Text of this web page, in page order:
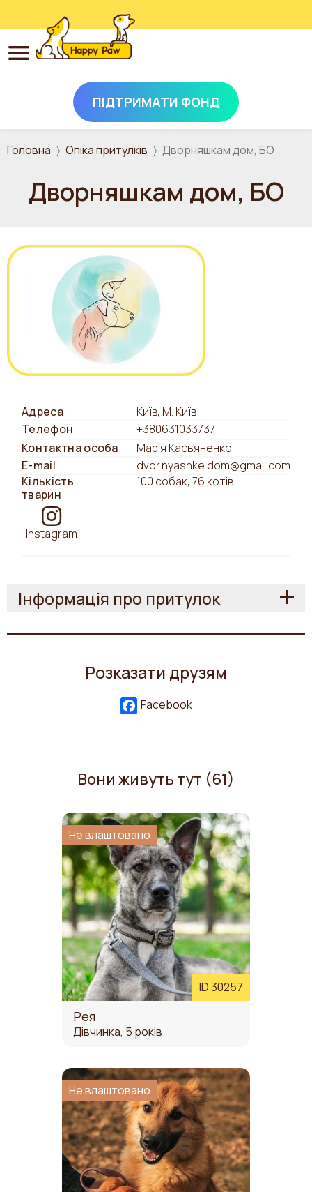
Перейти до основного вмісту
ПІДТРИМАТИ ФОНД
Головна Опіка притулків Дворняшкам дом, БО
Дворняшкам дом, БО
Адреса
Київ, М. Київ
Телефон
+380631033737
Контактна особа
Марія Касьяненко
E-mail
dvor.nyashke.dom@gmail.com
Кількість
тварин
100 собак, 76 котів
Instagram
Інформація про притулок
Розказати друзям
Facebook
Вони живуть тут (61)
ID 30257
Не влаштовано
Рея
Дівчинка, 5 років
Не влаштовано